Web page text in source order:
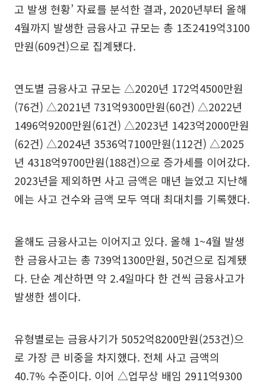
고 발생 현황’ 자료를 분석한 결과, 2020년부터 올해
4월까지 발생한 금융사고 규모는 총 1조2419억3100
만원(609건)으로 집계됐다.
연도별 금융사고 규모는 △2020년 172억4500만원
(76건) △2021년 731억9300만원(60건) △2022년
1496억9200만원(61건) △2023년 1423억2000만원
(62건) △2024년 3536억7100만원(112건) △2025
년 4318억9700만원(188건)으로 증가세를 이어갔다.
2023년을 제외하면 사고 금액은 매년 늘었고 지난해
에는 사고 건수와 금액 모두 역대 최대치를 기록했다.
올해도 금융사고는 이어지고 있다. 올해 1~4월 발생
한 금융사고는 총 739억1300만원, 50건으로 집계됐
다. 단순 계산하면 약 2.4일마다 한 건씩 금융사고가
발생한 셈이다.
유형별로는 금융사기가 5052억8200만원(253건)으
로 가장 큰 비중을 차지했다. 전체 사고 금액의
40.7% 수준이다. 이어 △업무상 배임 2911억9300